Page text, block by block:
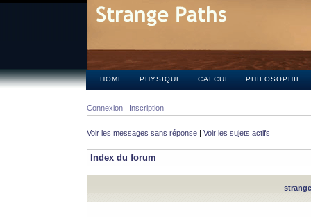
HOME PHYSIQUE CALCUL PHILOSOPHIE
Connexion Inscription
Voir les messages sans réponse | Voir les sujets actifs
Index du forum